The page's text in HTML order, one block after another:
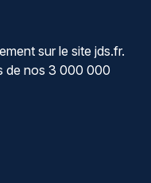
sur le site jds.fr.
de nos 3 000 000